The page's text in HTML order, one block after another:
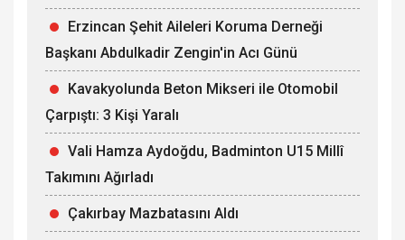
Erzincan Şehit Aileleri Koruma Derneği
Başkanı Abdulkadir Zengin'in Acı Günü
Kavakyolunda Beton Mikseri ile Otomobil
Çarpıştı: 3 Kişi Yaralı
Vali Hamza Aydoğdu, Badminton U15 Millî
Takımını Ağırladı
Çakırbay Mazbatasını Aldı